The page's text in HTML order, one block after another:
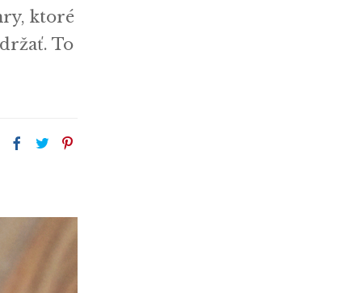
ktoré
To